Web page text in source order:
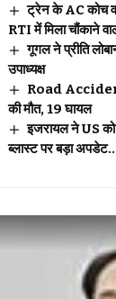
ट्रेन के AC कोच
RTI में मिला चौंकाने
गूगल ने प्रीति
उपाध्यक्ष
Road
की मौत, 19 घायल
इजरायल ने US को
ब्लास्ट पर बड़ा